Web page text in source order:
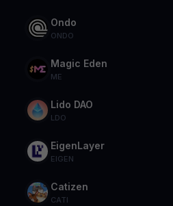
Ondo
ONDO
Magic Eden
ME
Lido DAO
LDO
EigenLayer
EIGEN
Catizen
CATI